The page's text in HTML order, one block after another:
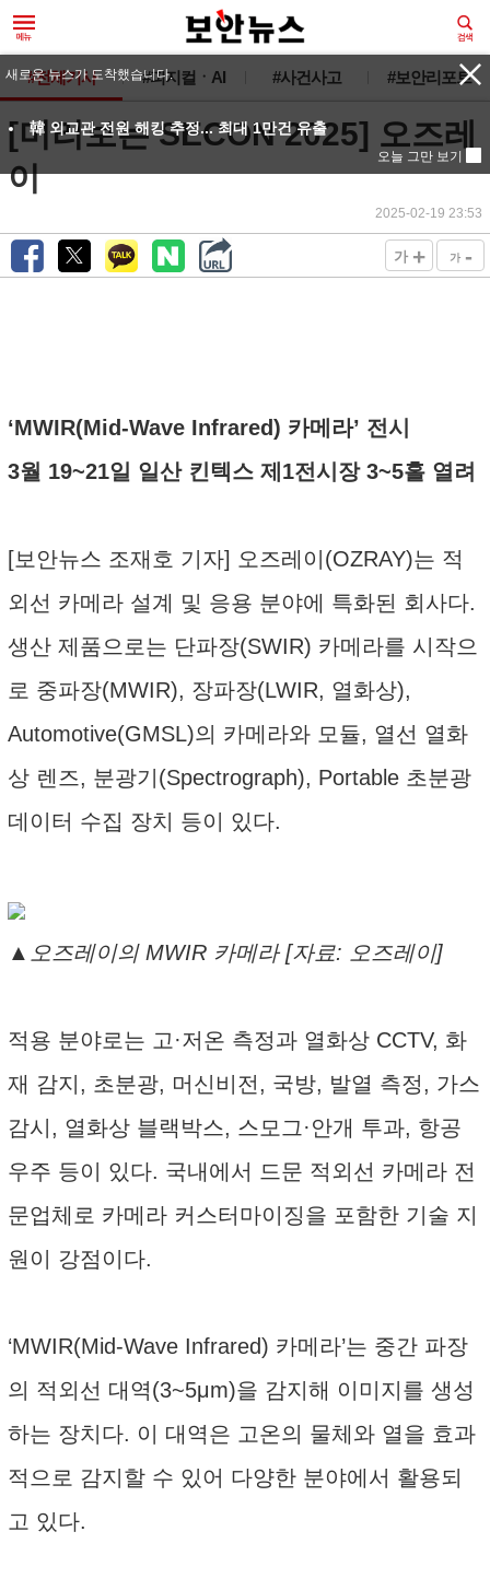
#전체기사 #피지컬ㆍAI #사건사고 #보안리포트
[미리보는 SECON 2025] 오즈레
이
2025-02-19 23:53
가 + 가 -
‘MWIR(Mid-Wave Infrared) 카메라’ 전시
3월 19~21일 일산 킨텍스 제1전시장 3~5홀 열려
[보안뉴스 조재호 기자] 오즈레이(OZRAY)는 적
외선 카메라 설계 및 응용 분야에 특화된 회사다.
생산 제품으로는 단파장(SWIR) 카메라를 시작으
로 중파장(MWIR), 장파장(LWIR, 열화상),
Automotive(GMSL)의 카메라와 모듈, 열선 열화
상 렌즈, 분광기(Spectrograph), Portable 초분광
데이터 수집 장치 등이 있다.
▲오즈레이의 MWIR 카메라 [자료: 오즈레이]
적용 분야로는 고·저온 측정과 열화상 CCTV, 화
재 감지, 초분광, 머신비전, 국방, 발열 측정, 가스
감시, 열화상 블랙박스, 스모그·안개 투과, 항공
우주 등이 있다. 국내에서 드문 적외선 카메라 전
문업체로 카메라 커스터마이징을 포함한 기술 지
원이 강점이다.
‘MWIR(Mid-Wave Infrared) 카메라’는 중간 파장
의 적외선 대역(3~5μm)을 감지해 이미지를 생성
하는 장치다. 이 대역은 고온의 물체와 열을 효과
적으로 감지할 수 있어 다양한 분야에서 활용되
고 있다.
새로운 뉴스가 도착했습니다.
韓 외교관 전원 해킹 추정... 최대 1만건 유출
오늘 그만 보기